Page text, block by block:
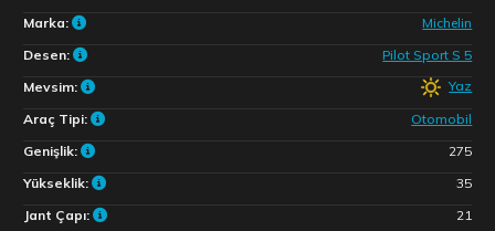
Marka:
Michelin
Desen:
Pilot Sport S 5
Mevsim:
Yaz
Araç Tipi:
Otomobil
Genişlik:
275
Yükseklik:
35
Jant Çapı:
21